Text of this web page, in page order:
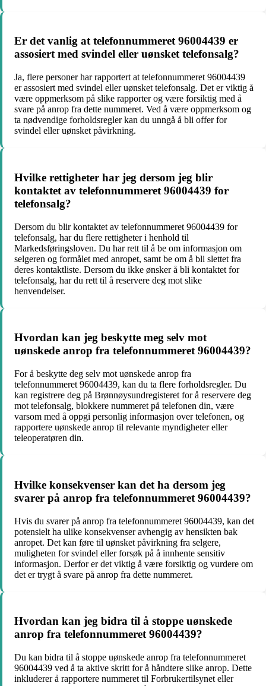
Er det vanlig at telefonnummeret 96004439 er
assosiert med svindel eller uønsket telefonsalg?
Ja, flere personer har rapportert at telefonnummeret 96004439
er assosiert med svindel eller uønsket telefonsalg. Det er viktig å
være oppmerksom på slike rapporter og være forsiktig med å
svare på anrop fra dette nummeret. Ved å være oppmerksom og
ta nødvendige forholdsregler kan du unngå å bli offer for
svindel eller uønsket påvirkning.
Hvilke rettigheter har jeg dersom jeg blir
kontaktet av telefonnummeret 96004439 for
telefonsalg?
Dersom du blir kontaktet av telefonnummeret 96004439 for
telefonsalg, har du flere rettigheter i henhold til
Markedsføringsloven. Du har rett til å be om informasjon om
selgeren og formålet med anropet, samt be om å bli slettet fra
deres kontaktliste. Dersom du ikke ønsker å bli kontaktet for
telefonsalg, har du rett til å reservere deg mot slike
henvendelser.
Hvordan kan jeg beskytte meg selv mot
uønskede anrop fra telefonnummeret 96004439?
For å beskytte deg selv mot uønskede anrop fra
telefonnummeret 96004439, kan du ta flere forholdsregler. Du
kan registrere deg på Brønnøysundregisteret for å reservere deg
mot telefonsalg, blokkere nummeret på telefonen din, være
varsom med å oppgi personlig informasjon over telefonen, og
rapportere uønskede anrop til relevante myndigheter eller
teleoperatøren din.
Hvilke konsekvenser kan det ha dersom jeg
svarer på anrop fra telefonnummeret 96004439?
Hvis du svarer på anrop fra telefonnummeret 96004439, kan det
potensielt ha ulike konsekvenser avhengig av hensikten bak
anropet. Det kan føre til uønsket påvirkning fra selgere,
muligheten for svindel eller forsøk på å innhente sensitiv
informasjon. Derfor er det viktig å være forsiktig og vurdere om
det er trygt å svare på anrop fra dette nummeret.
Hvordan kan jeg bidra til å stoppe uønskede
anrop fra telefonnummeret 96004439?
Du kan bidra til å stoppe uønskede anrop fra telefonnummeret
96004439 ved å ta aktive skritt for å håndtere slike anrop. Dette
inkluderer å rapportere nummeret til Forbrukertilsynet eller